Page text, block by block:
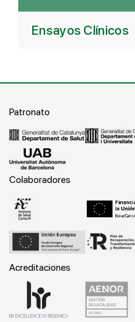
Ensayos Clínicos
Patronato
Colaboradores
Acreditaciones